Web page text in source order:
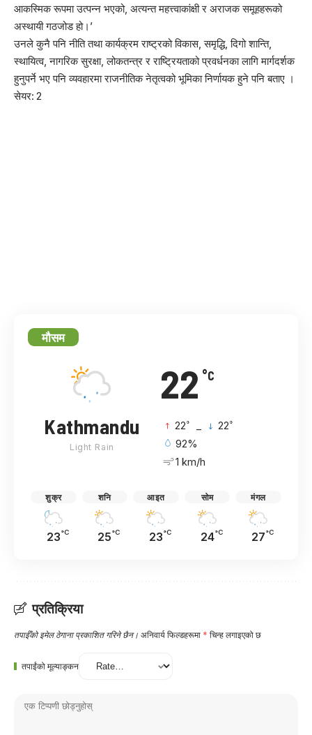
आकस्मिक रूपमा उत्पन्न भएको, अत्यन्त महत्त्वाकांक्षी र अराजक समूहहरूको
अस्थायी गठजोड हो।’
उनले कुनै पनि नीति तथा कार्यक्रम राष्ट्रको विकास, समृद्धि, दिगो शान्ति,
स्थायित्व, नागरिक सुरक्षा, लोकतन्त्र र राष्ट्रियताको प्रवर्धनका लागि मार्गदर्शक
हुनुपर्ने भए पनि व्यवहारमा राजनीतिक नेतृत्वको भूमिका निर्णायक हुने पनि बताए ।
सेयर: 2
मौसम
22 °C
Kathmandu
Light Rain
22° 22°
92%
1 km/h
शुक्र
23°C
शनि
25°C
आइत
23°C
सोम
24°C
मंगल
27°C
प्रतिक्रिया
तपाईँको इमेल ठेगाना प्रकाशित गरिने छैन। अनिवार्य फिल्डहरूमा * चिन्ह लगाइएको छ
तपाईंको मूल्याङ्कन